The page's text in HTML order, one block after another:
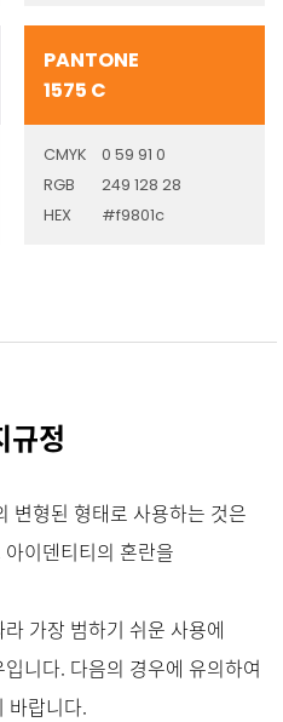
PANTONE
1575 C
CMYK
0 59 91 0
RGB
249 128 28
HEX
#f9801c
규정
변형된 형태로 사용하는 것은
이덴티티의 혼란을
가장 범하기 쉬운 사용에
니다. 다음의 경우에 유의하여
바랍니다.